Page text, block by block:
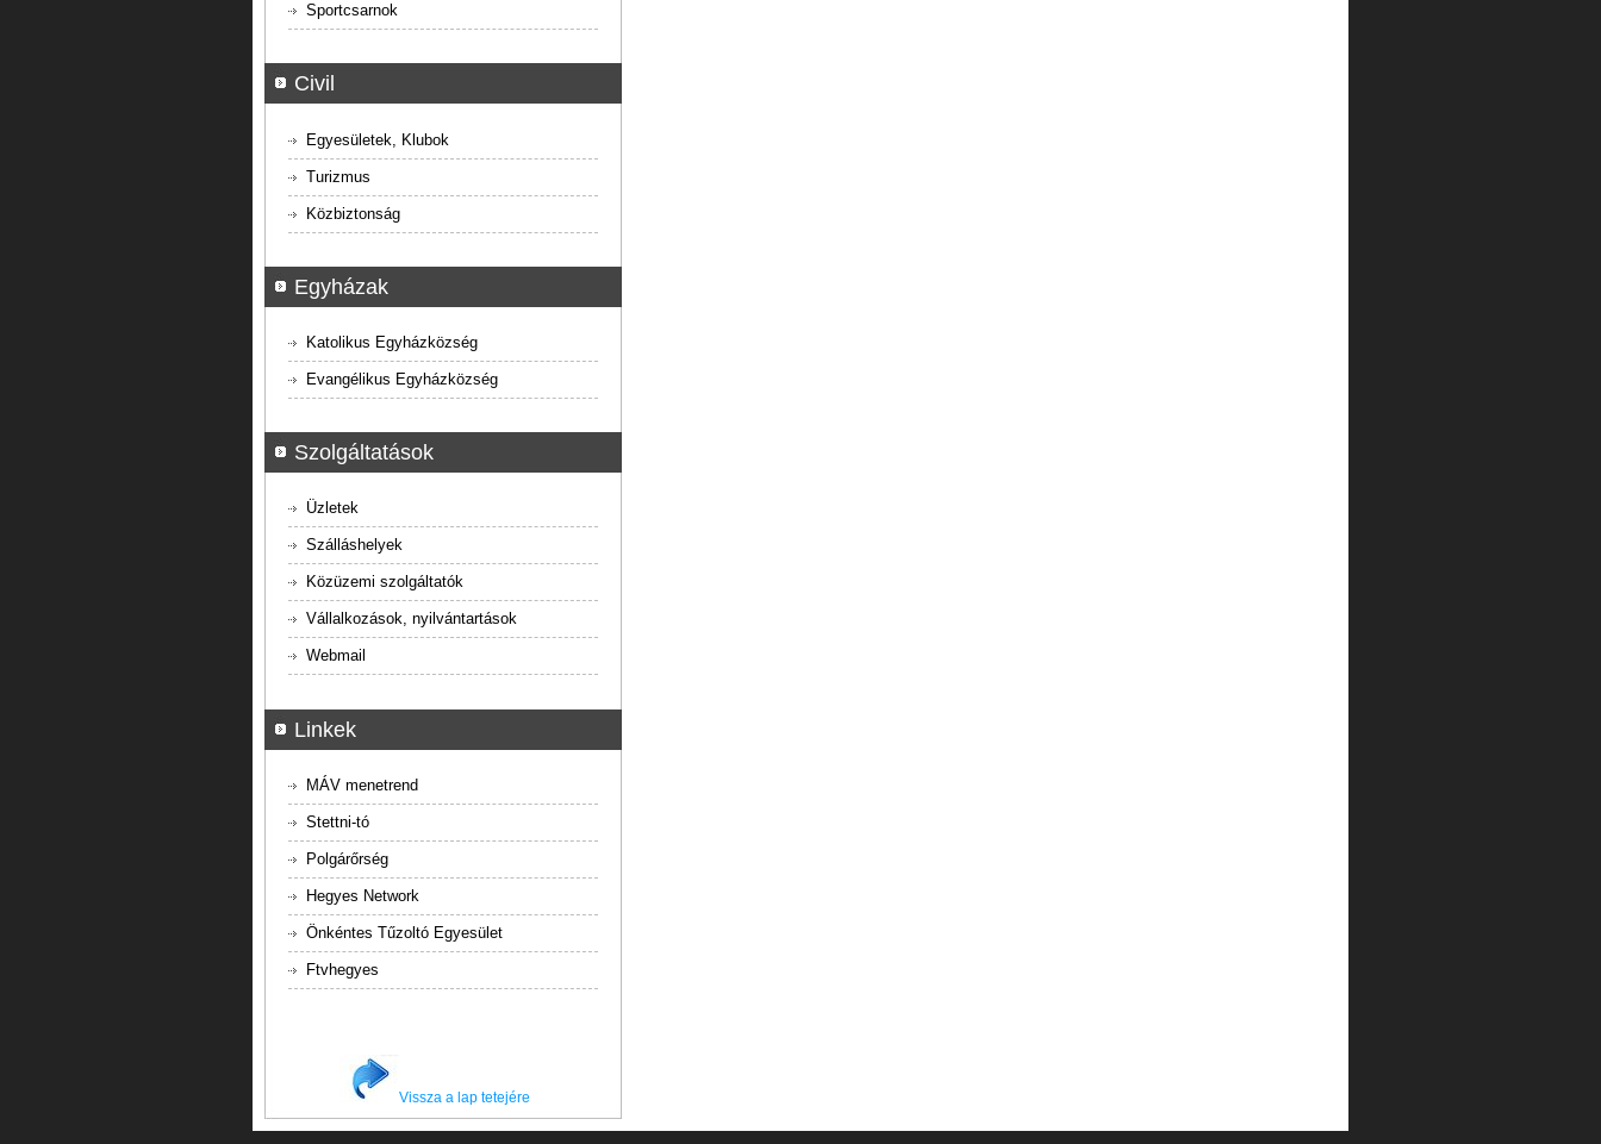
Sportcsarnok
Civil
Egyesületek, Klubok
Turizmus
Közbiztonság
Egyházak
Katolikus Egyházközség
Evangélikus Egyházközség
Szolgáltatások
Üzletek
Szálláshelyek
Közüzemi szolgáltatók
Vállalkozások, nyilvántartások
Webmail
Linkek
MÁV menetrend
Stettni-tó
Polgárőrség
Hegyes Network
Önkéntes Tűzoltó Egyesület
Ftvhegyes
Vissza a lap tetejére